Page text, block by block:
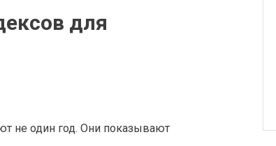
для
не один год. Они показывают